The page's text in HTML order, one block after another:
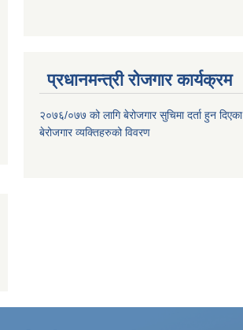
प्रधानमन्त्री रोजगार कार्यक्रम
२०७६/०७७ को लागि बेरोजगार सुचिमा दर्ता हुन दिएका
बेरोजगार व्यक्तिहरुको विवरण